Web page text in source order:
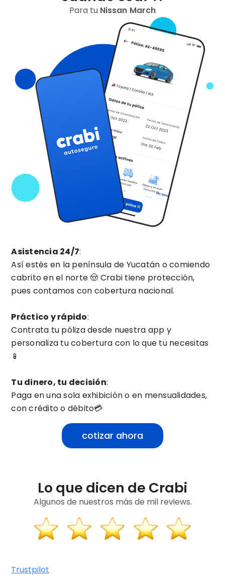
Para tu Nissan March
Asistencia 24/7:
Así estés en la península de Yucatán o comiendo
cabrito en el norte 🤠 Crabi tiene protección,
pues contamos con cobertura nacional.
Práctico y rápido:
Contrata tu póliza desde nuestra app y
personaliza tu cobertura con lo que tu necesitas
📱
Tu dinero, tu decisión:
Paga en una sola exhibición o en mensualidades,
con crédito o débito💳
cotizar ahora
Lo que dicen de Crabi
Algunos de nuestros más de mil reviews.
Trustpilot